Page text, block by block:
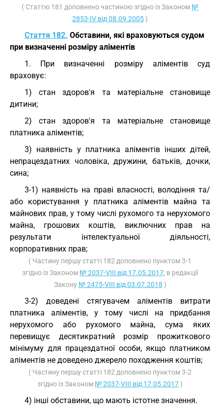
( Статтю 181 доповнено частиною згідно із Законом №
2853-IV від 08.09.2005)
Стаття 182. Обставини, які враховуються судом
при визначенні розміру аліментів
1. При визначенні розміру аліментів суд
враховує:
1) стан здоров'я та матеріальне становище
дитини;
2) стан здоров'я та матеріальне становище
платника аліментів;
3) наявність у платника аліментів інших дітей,
непрацездатних чоловіка, дружини, батьків, дочки,
сина;
3-1) наявність на праві власності, володіння та/
або користування у платника аліментів майна та
майнових прав, у тому числі рухомого та нерухомого
майна, грошових коштів, виключних прав на
результати інтелектуальної діяльності,
корпоративних прав;
( Частину першу статті 182 доповнено пунктом 3-1
згідно із Законом № 2037-VIII від 17.05.2017; в редакції
Закону № 2475-VIII від 03.07.2018 )
3-2) доведені стягувачем аліментів витрати
платника аліментів, у тому числі на придбання
нерухомого або рухомого майна, сума яких
перевищує десятикратний розмір прожиткового
мінімуму для працездатної особи, якщо платником
аліментів не доведено джерело походження коштів;
( Частину першу статті 182 доповнено пунктом 3-2
згідно із Законом № 2037-VIII від 17.05.2017)
4) інші обставини, що мають істотне значення.